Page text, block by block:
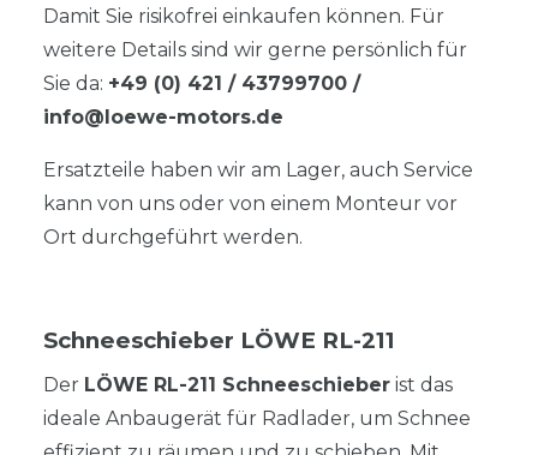
Damit Sie risikofrei einkaufen können. Für
weitere Details sind wir gerne persönlich für
Sie da: +49 (0) 421 / 43799700 /
info@loewe-motors.de
Ersatzteile haben wir am Lager, auch Service
kann von uns oder von einem Monteur vor
Ort durchgeführt werden.
Schneeschieber LÖWE RL-211
Der LÖWE RL-211 Schneeschieber ist das
ideale Anbaugerät für Radlader, um Schnee